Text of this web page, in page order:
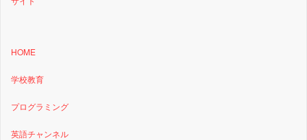
HOME
学校教育
プログラミング
英語チャンネル